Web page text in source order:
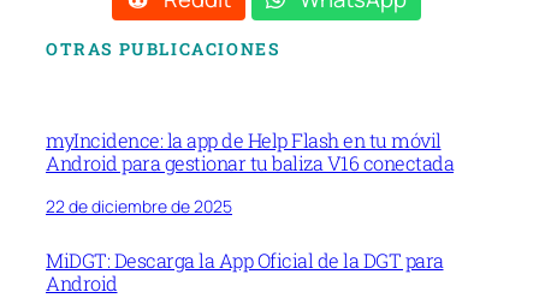
OTRAS PUBLICACIONES
myIncidence: la app de Help Flash en tu móvil
Android para gestionar tu baliza V16 conectada
22 de diciembre de 2025
MiDGT: Descarga la App Oficial de la DGT para
Android